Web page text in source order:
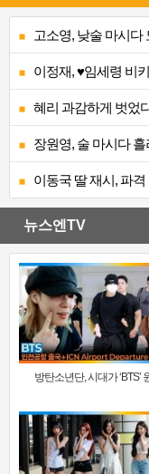
고소영, 낮술 마시다
이정재, ♥임세령 비
혜리 과감하게 벗었
장원영, 술 마시다
이동국 딸 재시, 파
뉴스엔TV
방탄소년단, 시대가 ‘BTS’